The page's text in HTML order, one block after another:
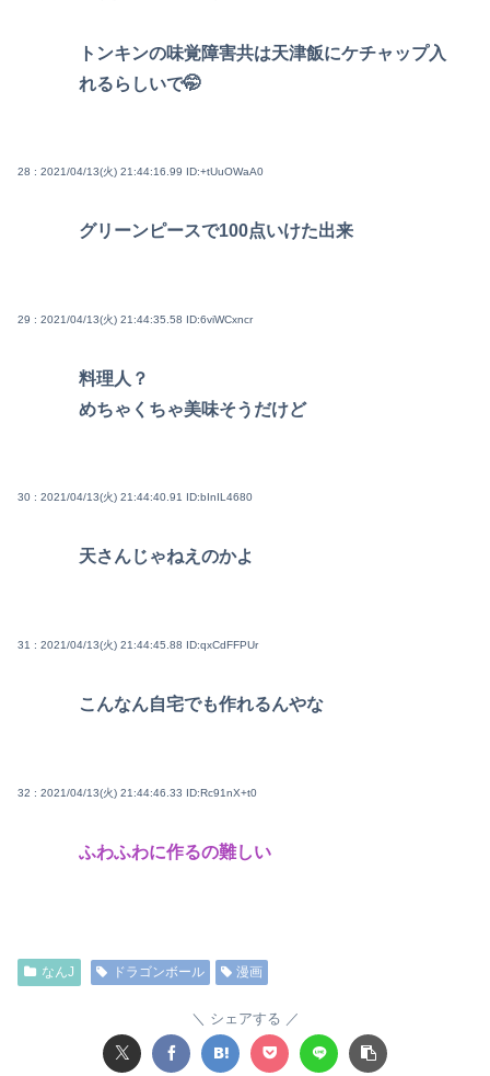
トンキンの味覚障害共は天津飯にケチャップ入
れるらしいで🤭
28 : 2021/04/13(火) 21:44:16.99 ID:+tUuOWaA0
グリーンピースで100点いけた出来
29 : 2021/04/13(火) 21:44:35.58 ID:6viWCxncr
料理人？
めちゃくちゃ美味そうだけど
30 : 2021/04/13(火) 21:44:40.91 ID:bInIL4680
天さんじゃねえのかよ
31 : 2021/04/13(火) 21:44:45.88 ID:qxCdFFPUr
こんなん自宅でも作れるんやな
32 : 2021/04/13(火) 21:44:46.33 ID:Rc91nX+t0
ふわふわに作るの難しい
なんJ ドラゴンボール 漫画
シェアする